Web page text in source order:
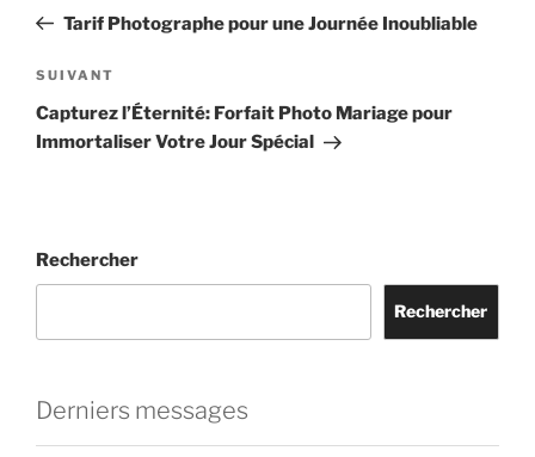
l’article
précédent
Tarif Photographe pour une Journée Inoubliable
Article
suivant
SUIVANT
Capturez l’Éternité: Forfait Photo Mariage pour
Immortaliser Votre Jour Spécial
Rechercher
Rechercher
Derniers messages